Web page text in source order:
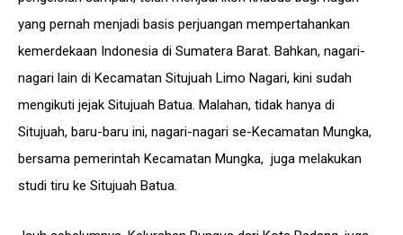
yang pernah menjadi basis perjuangan mempertahankan
kemerdekaan Indonesia di Sumatera Barat. Bahkan, nagari-
nagari lain di Kecamatan Situjuah Limo Nagari, kini sudah
mengikuti jejak Situjuah Batua. Malahan, tidak hanya di
Situjuah, baru-baru ini, nagari-nagari se-Kecamatan Mungka,
bersama pemerintah Kecamatan Mungka, juga melakukan
studi tiru ke Situjuah Batua.